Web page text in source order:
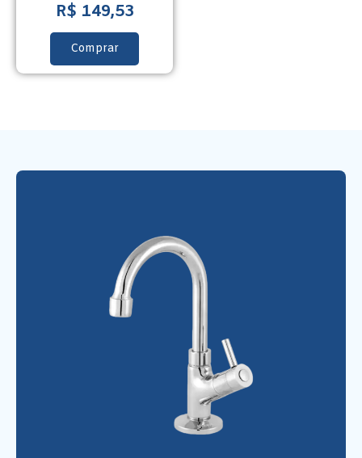
R$ 149,53
Comprar